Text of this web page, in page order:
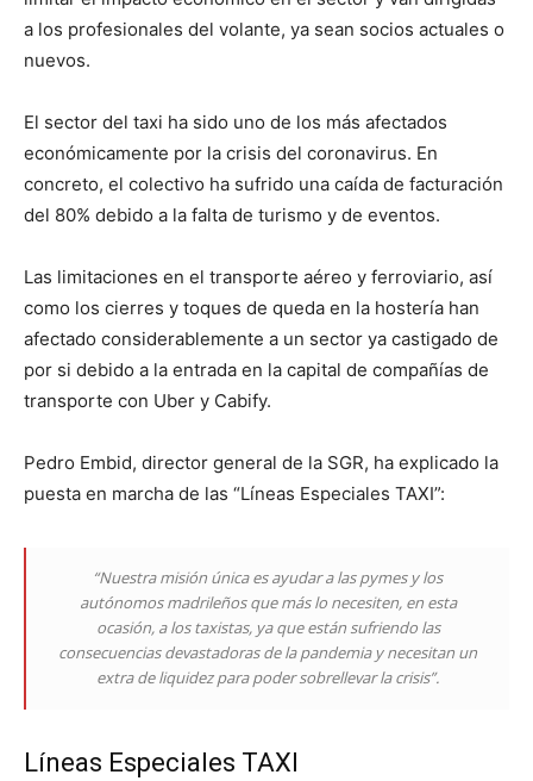
a los profesionales del volante, ya sean socios actuales o
nuevos.
El sector del taxi ha sido uno de los más afectados
económicamente por la crisis del coronavirus. En
concreto, el colectivo ha sufrido una caída de facturación
del 80% debido a la falta de turismo y de eventos.
Las limitaciones en el transporte aéreo y ferroviario, así
como los cierres y toques de queda en la hostería han
afectado considerablemente a un sector ya castigado de
por si debido a la entrada en la capital de compañías de
transporte con Uber y Cabify.
Pedro Embid, director general de la SGR, ha explicado la
puesta en marcha de las “Líneas Especiales TAXI”:
“Nuestra misión única es ayudar a las pymes y los
autónomos madrileños que más lo necesiten, en esta
ocasión, a los taxistas, ya que están sufriendo las
consecuencias devastadoras de la pandemia y necesitan un
extra de liquidez para poder sobrellevar la crisis”.
Líneas Especiales TAXI